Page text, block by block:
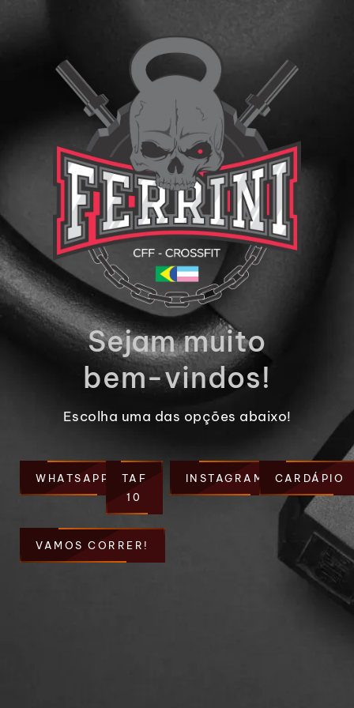
Sejam muito
bem-vindos!
Escolha uma das opções abaixo!
WHATSAPP
TAF
10
INSTAGRAM CARDÁPIO
VAMOS CORRER!